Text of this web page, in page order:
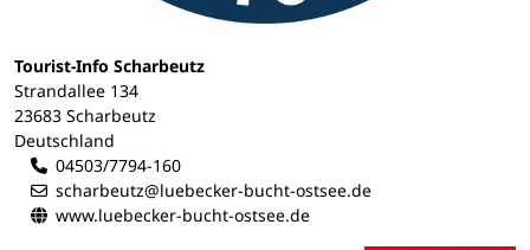
Tourist-Info Scharbeutz
Strandallee 134
23683 Scharbeutz
Deutschland
04503/7794-160
scharbeutz@luebecker-bucht-ostsee.de
www.luebecker-bucht-ostsee.de